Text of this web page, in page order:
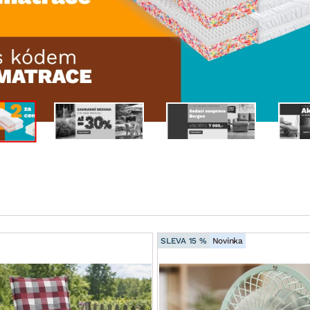
DOMÁCÍ SPOTŘEBIČE ZAHRADNÍ
SLEVA 15 % Novinka